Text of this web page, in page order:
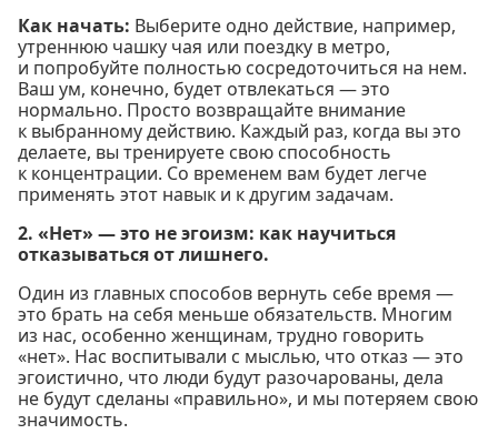
Как начать: Выберите одно действие, например,
утреннюю чашку чая или поездку в метро,
и попробуйте полностью сосредоточиться на нем.
Ваш ум, конечно, будет отвлекаться — это
нормально. Просто возвращайте внимание
к выбранному действию. Каждый раз, когда вы это
делаете, вы тренируете свою способность
к концентрации. Со временем вам будет легче
применять этот навык и к другим задачам.
2. «Нет» — это не эгоизм: как научиться
отказываться от лишнего.
Один из главных способов вернуть себе время —
это брать на себя меньше обязательств. Многим
из нас, особенно женщинам, трудно говорить
«нет». Нас воспитывали с мыслью, что отказ — это
эгоистично, что люди будут разочарованы, дела
не будут сделаны «правильно», и мы потеряем свою
значимость.